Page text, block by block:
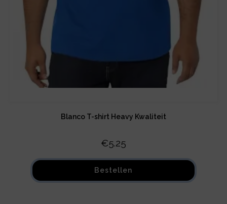
Blanco T-shirt Heavy Kwaliteit
€5.25
Bestellen